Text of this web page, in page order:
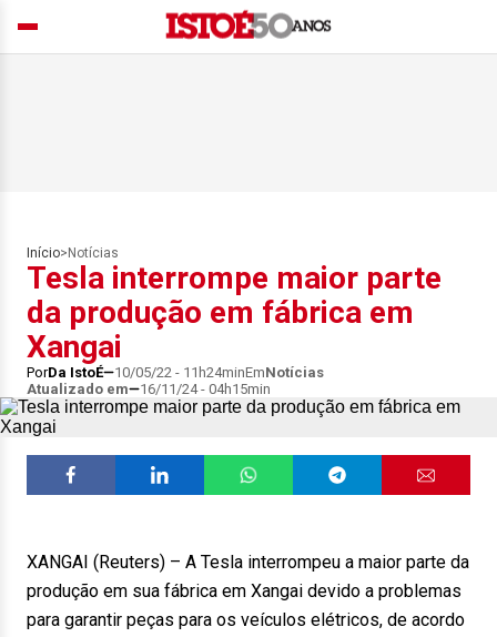
Início> Notícias
Tesla interrompe maior parte
da produção em fábrica em
Xangai
PorDa IstoÉ 10/05/22 - 11h24minEmNotícias
Atualizado em
16/11/24 - 04h15min
XANGAI (Reuters) – A Tesla interrompeu a maior parte da
produção em sua fábrica em Xangai devido a problemas
para garantir peças para os veículos elétricos, de acordo